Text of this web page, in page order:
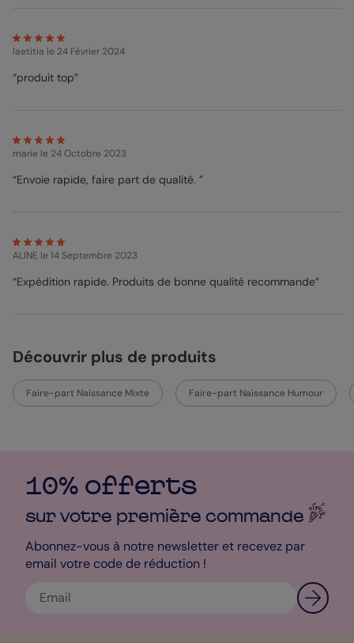
laetitia le 24 Février 2024
“produit top”
marie le 24 Octobre 2023
“Envoie rapide, faire part de qualité. ”
ALINE le 14 Septembre 2023
“Expédition rapide. Produits de bonne qualité recommande”
Découvrir plus de produits
Faire-part Naissance Mixte Faire-part Naissance Humour
10% offerts
sur votre première commande
Abonnez-vous à notre newsletter et recevez par
email votre code de réduction !